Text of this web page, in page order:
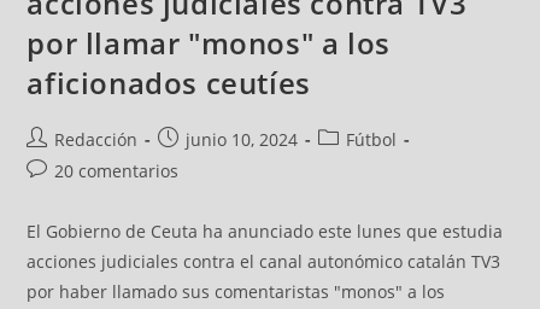
por llamar "monos" a los
aficionados ceutíes
Redacción junio 10, 2024
Fútbol
20 comentarios
El Gobierno de Ceuta ha anunciado este lunes que estudia
acciones judiciales contra el canal autonómico catalán TV3
por haber llamado sus comentaristas "monos" a los